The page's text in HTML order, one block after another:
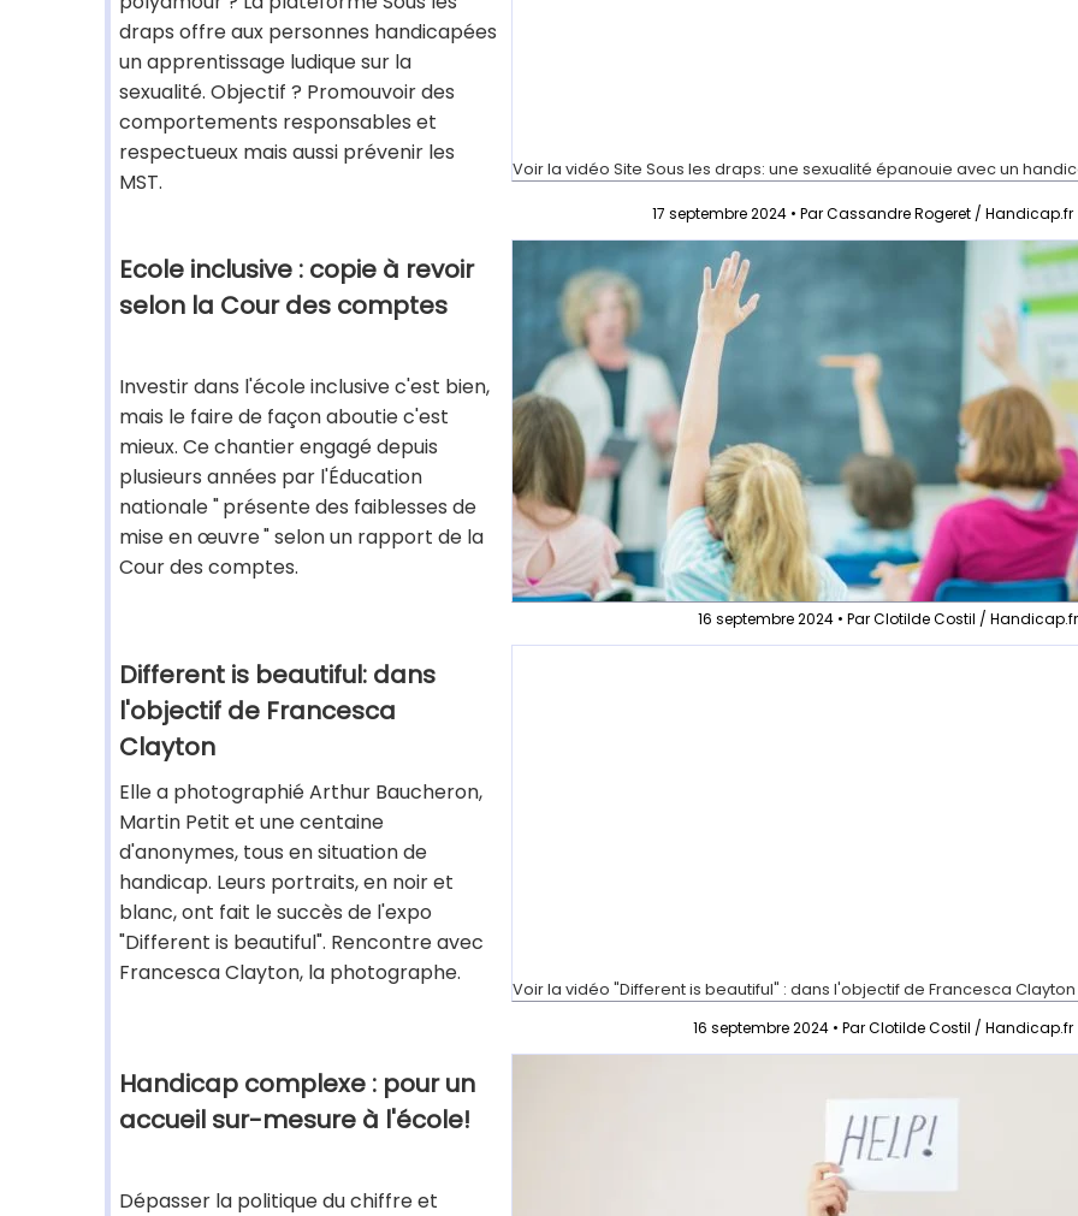
draps offre aux personnes handicapées
un apprentissage ludique sur la
sexualité. Objectif ? Promouvoir des
comportements responsables et
respectueux mais aussi prévenir les
MST.
Voir la vidéo Site Sous les draps: une sexualité épanouie avec un
17 septembre 2024 • Par Cassandre Rogeret / Handicap.fr
Ecole inclusive : copie à revoir
selon la Cour des comptes
Investir dans l'école inclusive c'est bien,
mais le faire de façon aboutie c'est
mieux. Ce chantier engagé depuis
plusieurs années par l'Éducation
nationale " présente des faiblesses de
mise en œuvre " selon un rapport de la
Cour des comptes.
16 septembre 2024 • Par Clotilde Costil /
Different is beautiful: dans
l'objectif de Francesca
Clayton
Elle a photographié Arthur Baucheron,
Martin Petit et une centaine
d'anonymes, tous en situation de
handicap. Leurs portraits, en noir et
blanc, ont fait le succès de l'expo
"Different is beautiful". Rencontre avec
Francesca Clayton, la photographe.
Voir la vidéo "Different is beautiful" : dans l'objectif de Francesca Clayton
16 septembre 2024 • Par Clotilde Costil / Handicap.fr
Handicap complexe : pour un
accueil sur-mesure à l'école!
Dépasser la politique du chiffre et